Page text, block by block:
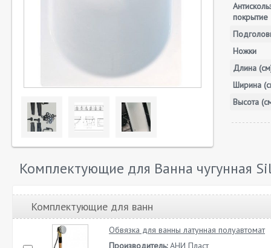
покрытие
Ножки
Длина
Ширина
Высота
Комплектующие для Ванна чугунная
Комплектующие для ванн
Обвязка для ванны латунная полуавтомат
Производитель: АНИ Пласт